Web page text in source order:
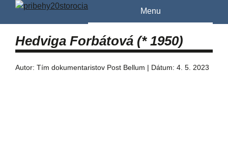
Menu
Hedviga Forbátová (* 1950)
Autor: Tím dokumentaristov Post Bellum | Dátum: 4. 5. 2023